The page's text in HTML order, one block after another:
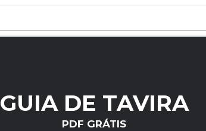
GUIA DE TAVIRA
PDF GRÁTIS